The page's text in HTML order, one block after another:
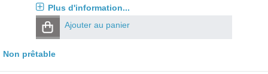
Plus d'information...
Ajouter au panier
Non prêtable